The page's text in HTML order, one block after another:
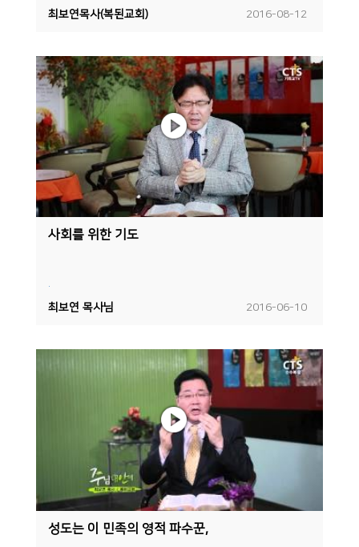
2016-08-12
최보연목사(복된교회)
사회를 위한 기도
.
2016-06-10
최보연 목사님
성도는 이 민족의 영적 파수꾼,